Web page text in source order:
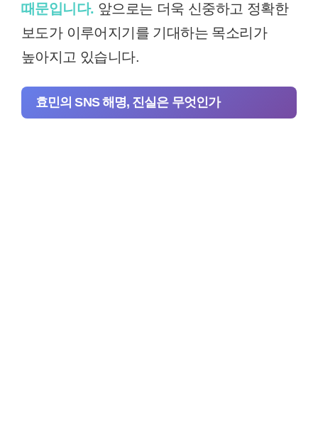
때문입니다. 앞으로는 더욱 신중하고 정확한
보도가 이루어지기를 기대하는 목소리가
높아지고 있습니다.
효민의 SNS 해명, 진실은 무엇인가